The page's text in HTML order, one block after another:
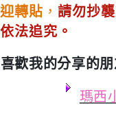
迎轉貼 ， 請勿抄
依法追究。
喜歡我的分享的
瑪西